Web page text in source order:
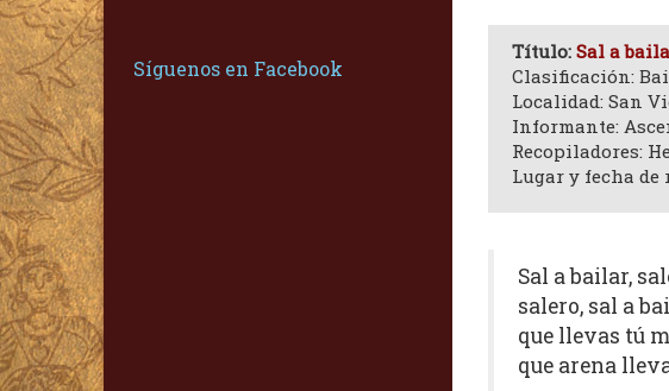
Síguenos en Facebook
Título: Sal a
Clasificación:
Localidad: San
Informante:
Recopiladores:
Lugar y fecha de
Sal a bailar,
salero, sal a
que llevas tú
que arena